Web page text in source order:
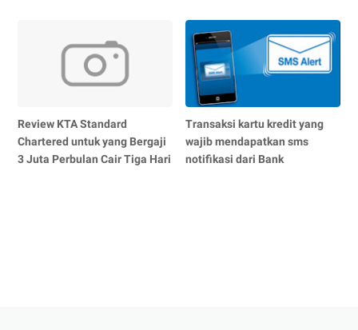
Review KTA Standard
Chartered untuk yang Bergaji
3 Juta Perbulan Cair Tiga Hari
Transaksi kartu kredit yang
wajib mendapatkan sms
notifikasi dari Bank